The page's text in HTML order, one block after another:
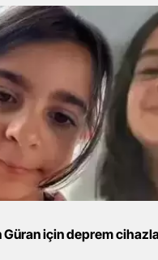
Güran için deprem